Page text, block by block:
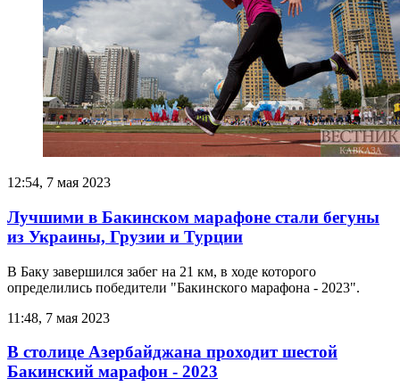
12:54, 7 мая 2023
Лучшими в Бакинском марафоне стали бегуны
из Украины, Грузии и Турции
В Баку завершился забег на 21 км, в ходе которого
определились победители "Бакинского марафона - 2023".
11:48, 7 мая 2023
В столице Азербайджана проходит шестой
Бакинский марафон - 2023